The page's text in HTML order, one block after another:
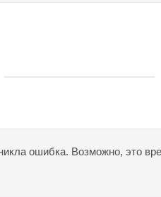
ошибка. Возможно, это